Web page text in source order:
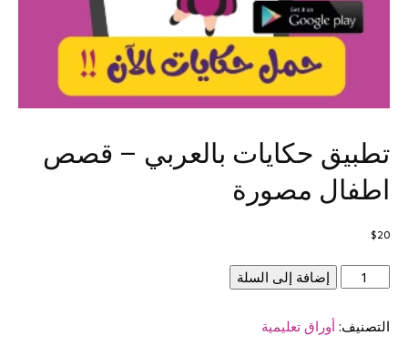
تطبيق حكايات بالعربي – قصص
اطفال مصورة
$20
كمية
تطبيق
بالعربي
إضافة إلى السلة
التصنيف: أوراق تعليمية